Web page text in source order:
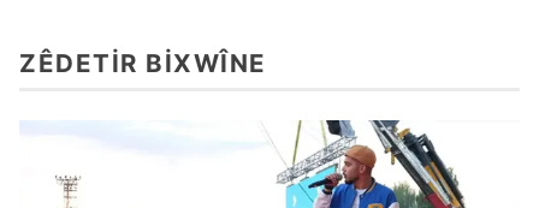
ZÊDETIR BIXWÎNE